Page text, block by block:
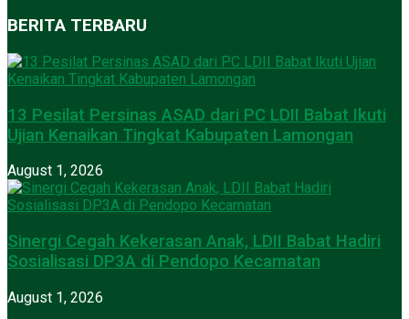
BERITA TERBARU
13 Pesilat Persinas ASAD dari PC LDII Babat Ikuti
Ujian Kenaikan Tingkat Kabupaten Lamongan
August 1, 2026
Sinergi Cegah Kekerasan Anak, LDII Babat Hadiri
Sosialisasi DP3A di Pendopo Kecamatan
August 1, 2026